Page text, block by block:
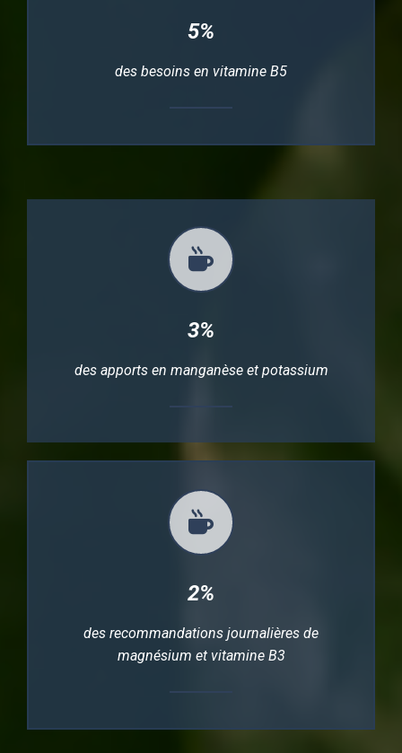
5%
des besoins en vitamine B5
3%
des apports en manganèse et potassium
2%
des recommandations journalières de
magnésium et vitamine B3